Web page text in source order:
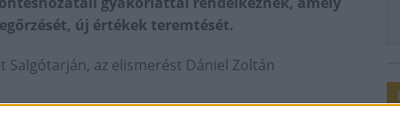
új értékek teremtését.
az elismerést Dániel Zoltán